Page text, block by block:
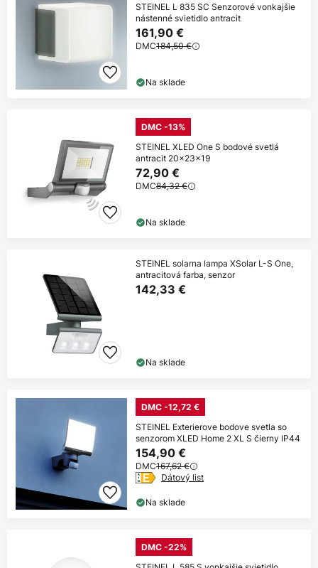
STEINEL L 835 SC Senzorové vonkajšie
nástenné svietidlo antracit
161,90 €
DMC184,50 €
Na sklade
DMC -13%
STEINEL XLED One S bodové svetlá
antracit 20x23x19
72,90 €
DMC84,32 €
Na sklade
STEINEL solarna lampa XSolar L-S One,
antracitová farba, senzor
142,33 €
Na sklade
DMC -12,72 €
STEINEL Exterierove bodove svetla so
senzorom XLED Home 2 XL S čierny IP44
154,90 €
DMC167,62 €
Dátový list
Na sklade
DMC -22%